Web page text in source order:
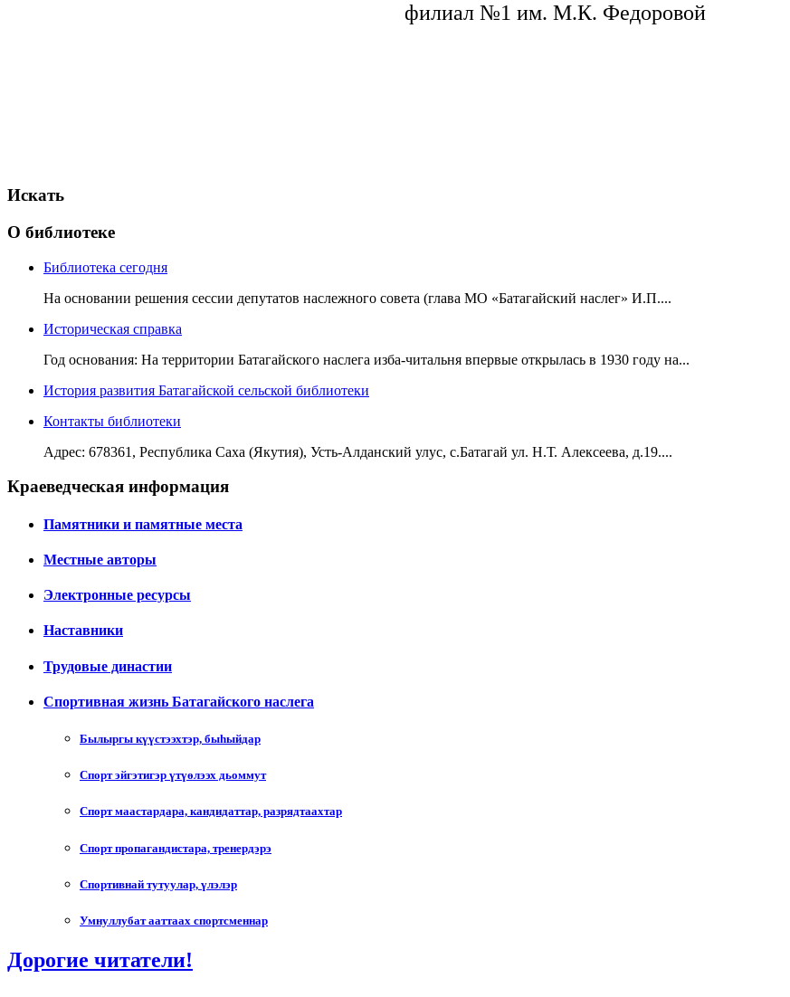
филиал №1 им. М.К. Федоровой
Искать
О библиотеке
Библиотека сегодня
На основании решения сессии депутатов наслежного совета (глава МО «Батагайский наслег» И.П....
Историческая справка
Год основания: На территории Батагайского наслега изба-читальня впервые открылась в 1930 году на...
История развития Батагайской сельской библиотеки
Контакты библиотеки
Адрес: 678361, Республика Саха (Якутия), Усть-Алданский улус, с.Батагай ул. Н.Т. Алексеева, д.19....
Краеведческая информация
Памятники и памятные места
Местные авторы
Электронные ресурсы
Наставники
Трудовые династии
Спортивная жизнь Батагайского наслега
Былыргы күүстээхтэр, быһыйдар
Спорт эйгэтигэр үтүөлээх дьоммут
Спорт маастардара, кандидаттар, разрядтаахтар
Спорт пропагандистара, тренердэрэ
Спортивнай тутуулар, үлэлэр
Умнуллубат ааттаах спортсменнар
Дорогие читатели!